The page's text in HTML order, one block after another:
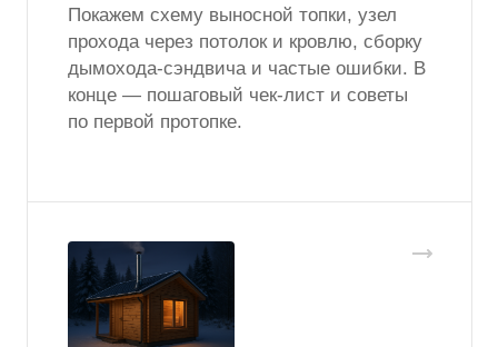
Покажем схему выносной топки, узел
прохода через потолок и кровлю, сборку
дымохода-сэндвича и частые ошибки. В
конце — пошаговый чек-лист и советы
по первой протопке.